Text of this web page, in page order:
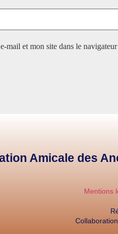
mail et mon site dans le
Amicale des
Mentions